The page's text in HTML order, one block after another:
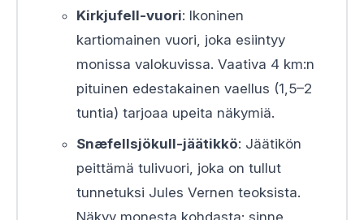
Kirkjufell-vuori: Ikoninen
kartiomainen vuori, joka esiintyy
monissa valokuvissa. Vaativa 4 km:n
pituinen edestakainen vaellus (1,5–2
tuntia) tarjoaa upeita näkymiä.
Snæfellsjökull-jäätikkö: Jäätikön
peittämä tulivuori, joka on tullut
tunnetuksi Jules Vernen teoksista.
Näkyy monesta kohdasta; sinne